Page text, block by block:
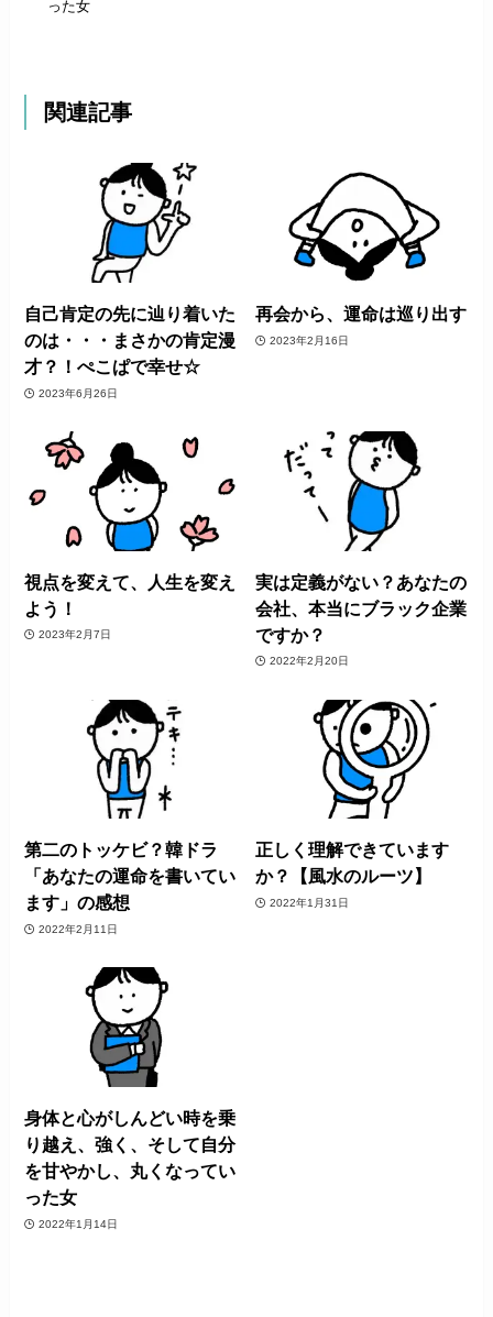
った女
関連記事
自己肯定の先に辿り着いた
のは・・・まさかの肯定漫
才？！ぺこぱで幸せ☆
2023年6月26日
再会から、運命は巡り出す
2023年2月16日
視点を変えて、人生を変え
よう！
2023年2月7日
実は定義がない？あなたの
会社、本当にブラック企業
ですか？
2022年2月20日
第二のトッケビ？韓ドラ
「あなたの運命を書いてい
ます」の感想
2022年2月11日
正しく理解できています
か？【風水のルーツ】
2022年1月31日
身体と心がしんどい時を乗
り越え、強く、そして自分
を甘やかし、丸くなってい
った女
2022年1月14日